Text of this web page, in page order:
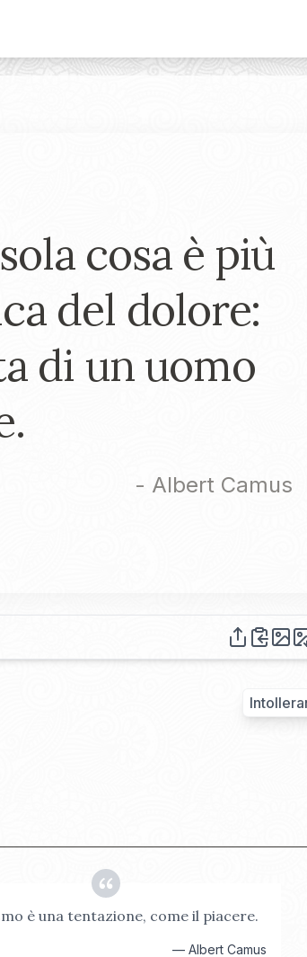
cosa è più
del dolore:
di un uomo
- Albert Camus
è una tentazione, come il piacere.
— Albert Camus